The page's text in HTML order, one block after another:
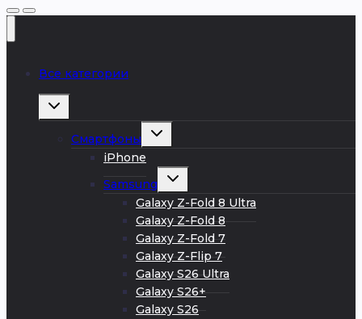
Все категории
Развернуть
Смартфоны
Развернуть
iPhone
Samsung
Развернуть
меню
Galaxy Z-Fold 8 Ultra
Galaxy Z-Fold 8
Galaxy Z-Fold 7
Galaxy Z-Flip 7
Galaxy S26 Ultra
Galaxy S26+
Galaxy S26